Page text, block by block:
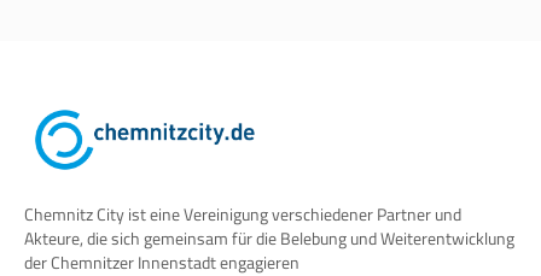
Chemnitz City ist eine Vereinigung verschiedener Partner und
Akteure, die sich gemeinsam für die Belebung und Weiterentwicklung
der Chemnitzer Innenstadt engagieren